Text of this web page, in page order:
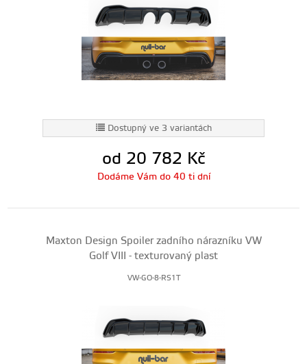
Dostupný ve 3 variantách
od 20 782 Kč
Dodáme Vám do 40 ti dní
Maxton Design Spoiler zadního nárazníku VW
Golf VIII - texturovaný plast
VW-GO-8-RS1T